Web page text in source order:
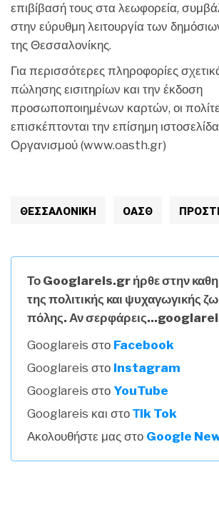
επιβίβασή τους στα λεωφορεία,
στην εύρυθμη λειτουργία των
της Θεσσαλονίκης.
Για περισσότερες πληροφορίες
πώλησης εισιτηρίων και την έκδοση
προσωποποιημένων καρτών, οι
επισκέπτονται την επίσημη
Οργανισμού (www.oasth.gr)
ΘΕΣΣΑΛΟΝΙΚΗ ΟΑΣΘ
Το Googlareis.gr ήρθε στην
της πολιτικής και ψυχαγωγικής
πόλης. Αν
Googlareis στο Facebook
Googlareis στο Instagram
Googlareis στο YouTube
Googlareis και στο Τik Tok
Ακολουθήστε μας στο Google